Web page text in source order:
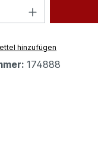
Anzahl: Gib
hinzufügen
174888